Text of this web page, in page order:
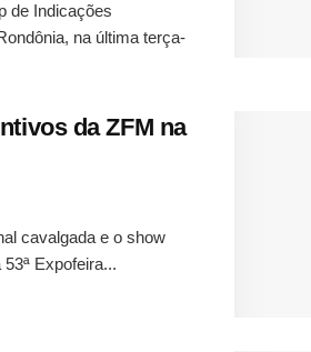
de Indicações
na última terça-
da ZFM na
cavalgada e o show
Expofeira...